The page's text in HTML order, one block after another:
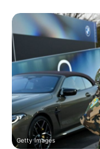
Getty Images